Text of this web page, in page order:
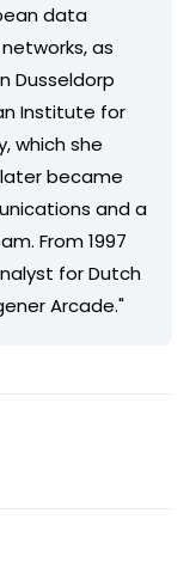
data
as
Dusseldorp
Institute for
which she
later became
and a
From 1997
for Dutch
Arcade."